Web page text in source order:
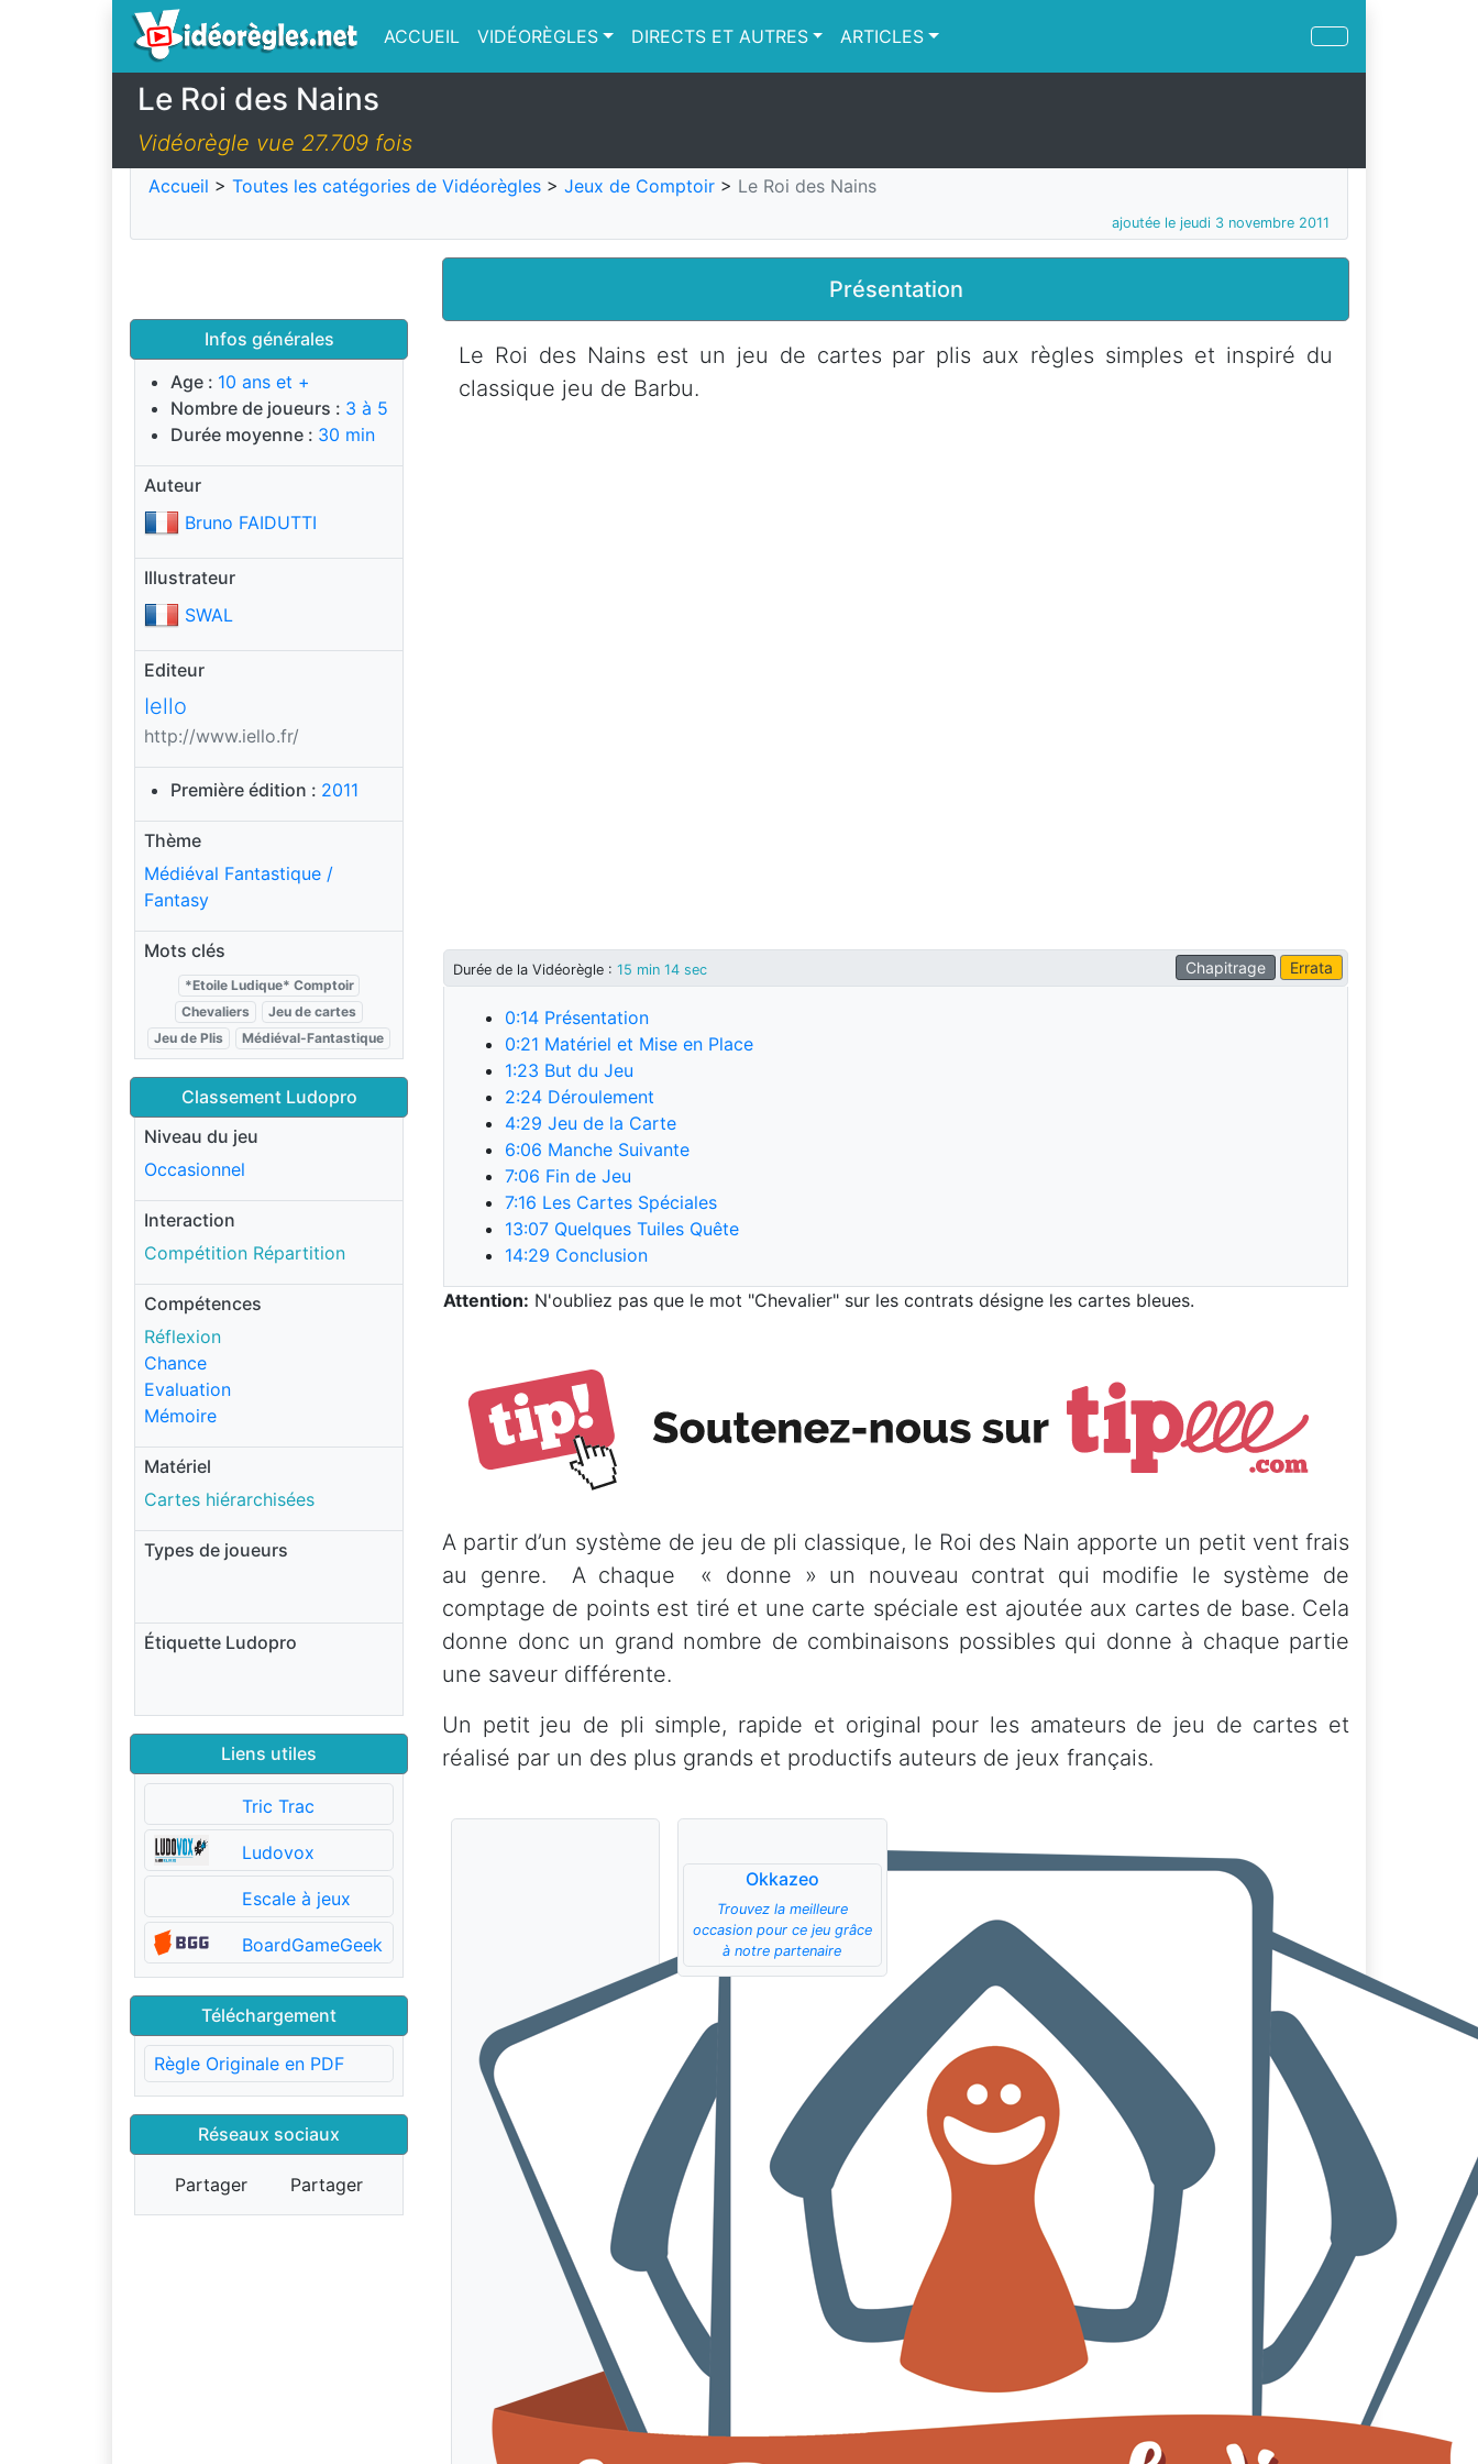
ACCUEIL VIDÉORÈGLES DIRECTS ET AUTRES ARTICLES
Le Roi des Nains
Vidéorègle vue 27.709 fois
Accueil > Toutes les catégories de Vidéorègles > Jeux de Comptoir > Le Roi des Nains
ajoutée le jeudi 3 novembre 2011
Infos générales
Age : 10 ans et +
Nombre de joueurs : 3 à 5
Durée moyenne : 30 min
Auteur
Bruno FAIDUTTI
Illustrateur
SWAL
Editeur
Iello
http://www.iello.fr/
Première édition : 2011
Thème
Médiéval Fantastique /
Fantasy
Mots clés
*Etoile Ludique* Comptoir
Chevaliers
Jeu de cartes
Jeu de Plis
Médiéval-Fantastique
Classement Ludopro
Niveau du jeu
Occasionnel
Interaction
Compétition Répartition
Compétences
Réflexion
Chance
Evaluation
Mémoire
Matériel
Cartes hiérarchisées
Types de joueurs
Étiquette Ludopro
Liens utiles
Tric Trac
Ludovox
Escale à jeux
BoardGameGeek
Téléchargement
Règle Originale en PDF
Réseaux sociaux
Partager Partager
Présentation
Le Roi des Nains est un jeu de cartes par plis aux règles simples et inspiré du
classique jeu de Barbu.
Durée de la Vidéorègle : 15 min 14 sec Errata
Chapitrage
0:14 Présentation
0:21 Matériel et Mise en Place
1:23 But du Jeu
2:24 Déroulement
4:29 Jeu de la Carte
6:06 Manche Suivante
7:06 Fin de Jeu
7:16 Les Cartes Spéciales
13:07 Quelques Tuiles Quête
14:29 Conclusion
Attention: N'oubliez pas que le mot "Chevalier" sur les contrats désigne les cartes bleues.
A partir d’un système de jeu de pli classique, le Roi des Nain apporte un petit vent frais
au genre. A chaque « donne » un nouveau contrat qui modifie le système de
comptage de points est tiré et une carte spéciale est ajoutée aux cartes de base. Cela
donne donc un grand nombre de combinaisons possibles qui donne à chaque partie
une saveur différente.
Un petit jeu de pli simple, rapide et original pour les amateurs de jeu de cartes et
réalisé par un des plus grands et productifs auteurs de jeux français.
Okkazeo
Trouvez la meilleure
occasion pour ce jeu grâce
à notre partenaire